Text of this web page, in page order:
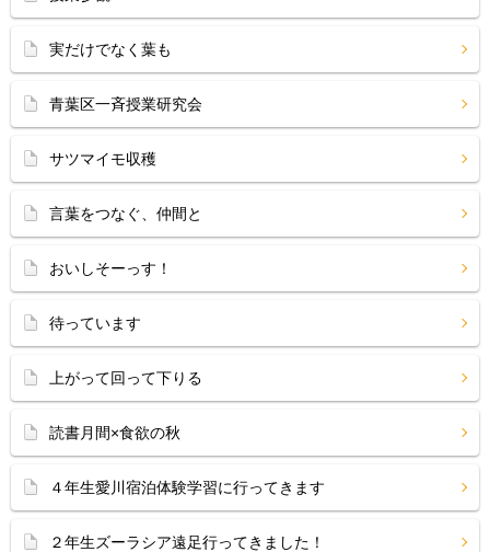
実だけでなく葉も
青葉区一斉授業研究会
サツマイモ収穫
言葉をつなぐ、仲間と
おいしそーっす！
待っています
上がって回って下りる
読書月間×食欲の秋
４年生愛川宿泊体験学習に行ってきます
２年生ズーラシア遠足行ってきました！